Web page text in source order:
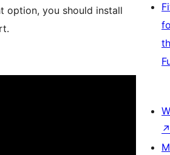
option, you should install
↗